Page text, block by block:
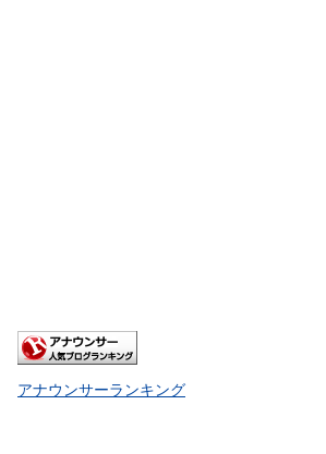
アナウンサーランキング